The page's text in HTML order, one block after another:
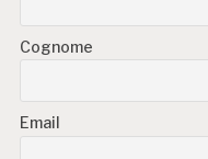
Cognome
Email